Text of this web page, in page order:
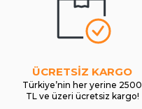
ÜCRETSİZ KARGO
Türkiye’nin her yerine 2500
TL ve üzeri ücretsiz kargo!